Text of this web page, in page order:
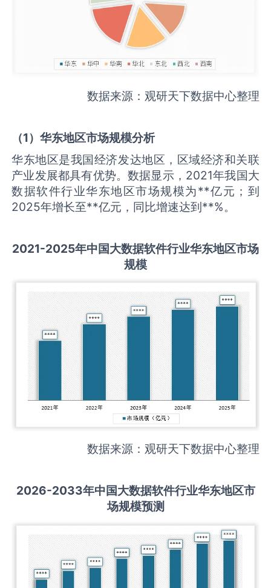
数据来源：观研天下数据中心整理
（1）华东地区市场规模分析
华东地区是我国经济发达地区，区域经济和关联
产业发展都具有优势。数据显示，2021年我国大
数据软件行业华东地区市场规模为**亿元；到
2025年增长至**亿元，同比增速达到**%。
2021-2025年中国大数据软件行业华东地区市场
规模
数据来源：观研天下数据中心整理
2026-2033年中国大数据软件行业华东地区市
场规模预测